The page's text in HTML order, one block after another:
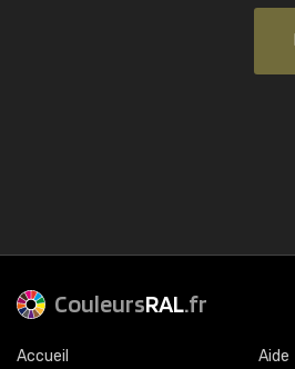
CouleursRAL.fr
Accueil Aide